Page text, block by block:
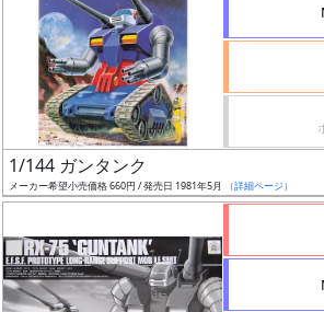
通知
対象
ラ
リ
あ
り
1/144 ガンタンク
メーカー希望小売価格 660円 / 発売日 1981年5月 （詳細ページ）